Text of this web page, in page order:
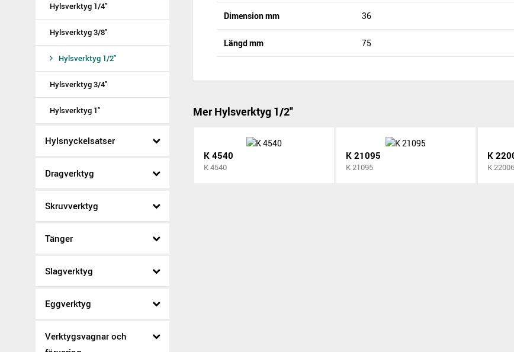
Hylsverktyg 1/4"
Hylsverktyg 3/8"
Hylsverktyg 1/2"
Hylsverktyg 3/4"
Hylsverktyg 1"
Hylsnyckelsatser
Dragverktyg
Skruvverktyg
Tänger
Slagverktyg
Eggverktyg
Verktygsvagnar och
Dimension mm 36
Längd mm 75
Mer Hylsverktyg 1/2"
K 4540
K 4540
K 21095
K 21095
K
K 22006